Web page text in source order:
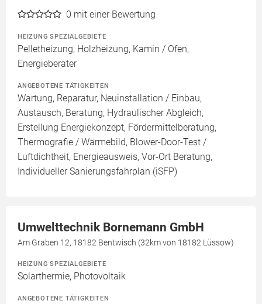
0 mit einer Bewertung
HEIZUNG SPEZIALGEBIETE
Pelletheizung, Holzheizung, Kamin / Ofen,
Energieberater
ANGEBOTENE TÄTIGKEITEN
Wartung, Reparatur, Neuinstallation / Einbau,
Austausch, Beratung, Hydraulischer Abgleich,
Erstellung Energiekonzept, Fördermittelberatung,
Thermografie / Wärmebild, Blower-Door-Test /
Luftdichtheit, Energieausweis, Vor-Ort Beratung,
Individueller Sanierungsfahrplan (iSFP)
Umwelttechnik Bornemann GmbH
Am Graben 12, 18182 Bentwisch (32km von 18182 Lüssow)
HEIZUNG SPEZIALGEBIETE
Solarthermie, Photovoltaik
ANGEBOTENE TÄTIGKEITEN